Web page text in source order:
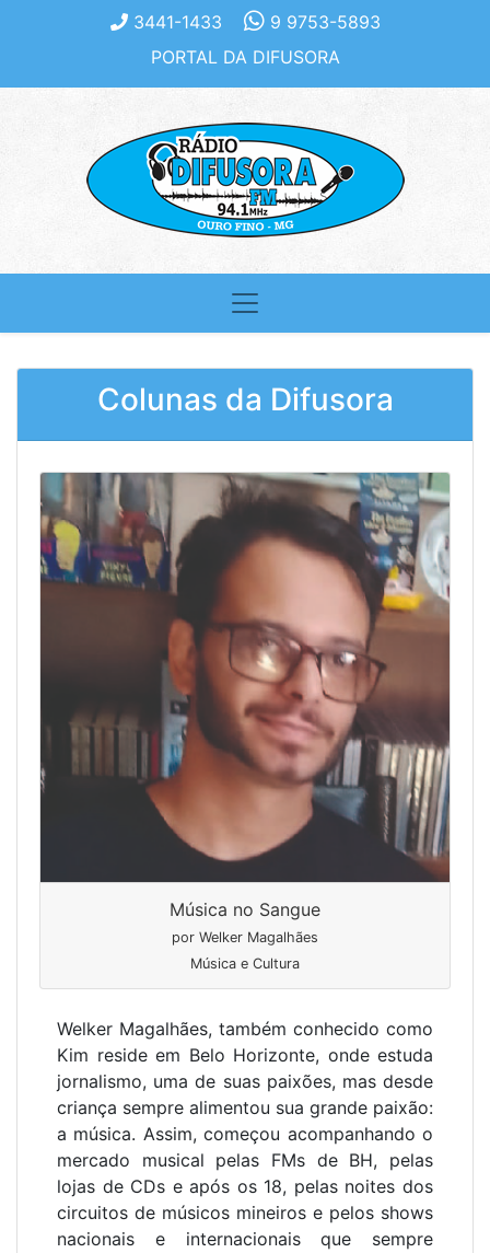
3441-1433
9 9753-5893
PORTAL DA DIFUSORA
Colunas da Difusora
Música no Sangue
por Welker Magalhães
Música e Cultura
Welker Magalhães, também conhecido como
Kim reside em Belo Horizonte, onde estuda
jornalismo, uma de suas paixões, mas desde
criança sempre alimentou sua grande paixão:
a música. Assim, começou acompanhando o
mercado musical pelas FMs de BH, pelas
lojas de CDs e após os 18, pelas noites dos
circuitos de músicos mineiros e pelos shows
nacionais e internacionais que sempre